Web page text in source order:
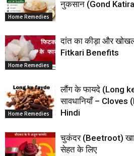
Home Remedies
नुकसान (Gond
Home Remedies
दांत का कीड़ा और
Fitkari Benefits
Home Remedies
लौंग के फायदे (Long
सावधानियाँ –
Hindi
चुकंदर (Beetroot)
सेहत के लिए